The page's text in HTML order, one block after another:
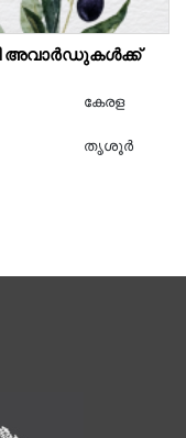
അവാർഡുകൾക്ക്